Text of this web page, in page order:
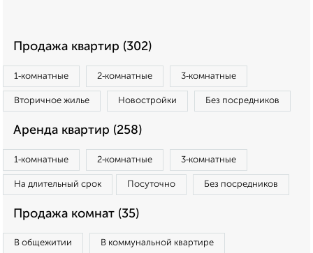
Продажа квартир (302)
1‑комнатные 2‑комнатные 3‑комнатные
Вторичное жилье Новостройки Без посредников
Аренда квартир (258)
1‑комнатные 2‑комнатные 3‑комнатные
На длительный срок Посуточно Без посредников
Продажа комнат (35)
В общежитии В коммунальной квартире